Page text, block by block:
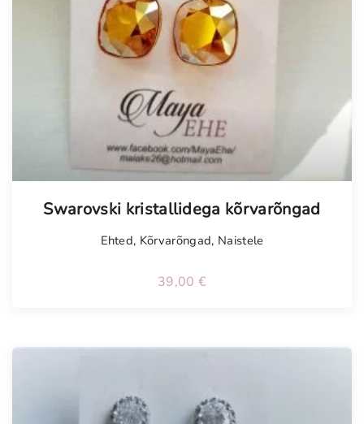
Swarovski kristallidega kõrvarõngad
Ehted, Kõrvarõngad, Naistele
39,00 €